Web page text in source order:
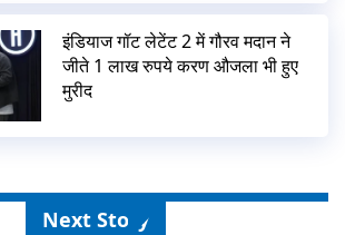
इंडियाज गॉट लेटेंट 2 में गौरव मदान ने
जीते 1 लाख रुपये करण औजला भी हुए
मुरीद
Next Story